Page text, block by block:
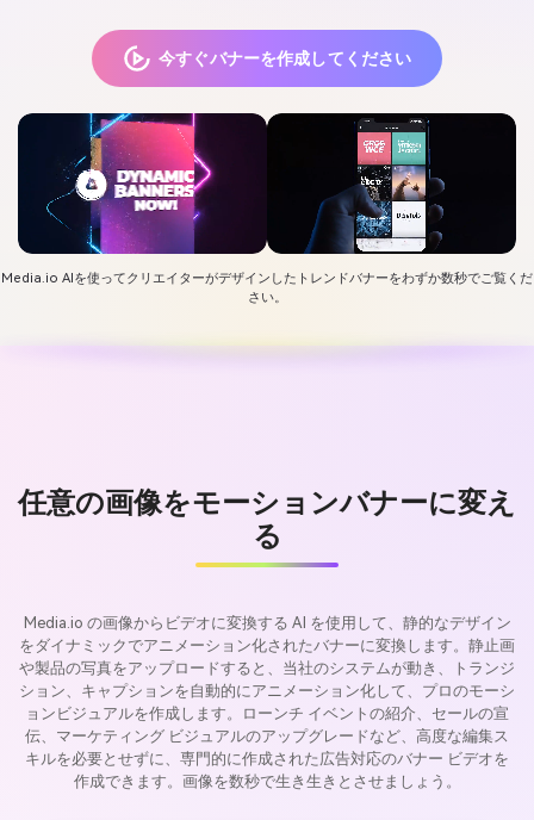
今すぐバナーを作成してください
Media.io AIを使ってクリエイターがデザインしたトレンドバナーをわずか数秒でご覧くだ
さい。
任意の画像をモーションバナーに変え
る
Media.io の画像からビデオに変換する AI を使用して、静的なデザイン
をダイナミックでアニメーション化されたバナーに変換します。静止画
や製品の写真をアップロードすると、当社のシステムが動き、トランジ
ション、キャプションを自動的にアニメーション化して、プロのモーシ
ョンビジュアルを作成します。ローンチ イベントの紹介、セールの宣
伝、マーケティング ビジュアルのアップグレードなど、高度な編集ス
キルを必要とせずに、専門的に作成された広告対応のバナー ビデオを
作成できます。画像を数秒で生き生きとさせましょう。